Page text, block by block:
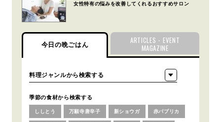
女性特有の悩みを改善してくれるおすすめサロン
今日の晩ごはん
ARTICLES・EVENT
MAGAZINE
季節の食材から検索する
ししとう 万願寺唐辛子 新ショウガ 赤パプリカ